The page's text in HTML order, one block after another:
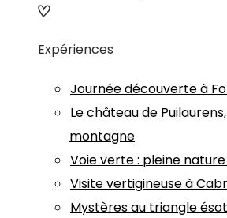
Expériences
Journée découverte à
Le château de
montagne
Voie verte : pleine
Visite vertigineuse à
Mystères au triangle